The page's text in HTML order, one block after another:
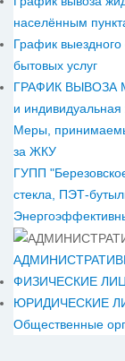
населённым
График
бытовых услуг
ГРАФИК ВЫВОЗА
и индивидуальная
Меры,
за ЖКУ
ГУПП
стекла, ПЭТ-
ФИЗИЧЕСКИЕ
ЮРИДИЧЕСКИЕ
Общественные